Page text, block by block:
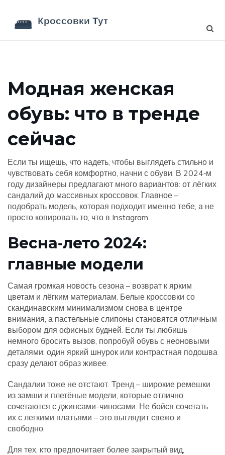
Модная женская
обувь: что в тренде
сейчас
Если ты ищешь, что надеть, чтобы выглядеть стильно и
чувствовать себя комфортно, начни с обуви. В 2024‑м
году дизайнеры предлагают много вариантов: от лёгких
сандалий до массивных кроссовок. Главное –
подобрать модель, которая подходит именно тебе, а не
просто копировать то, что в Instagram.
Весна‑лето 2024:
главные модели
Самая громкая новость сезона – возврат к ярким
цветам и лёгким материалам. Белые кроссовки со
скандинавским минимализмом снова в центре
внимания, а пастельные слипоны становятся отличным
выбором для офисных будней. Если ты любишь
немного бросить вызов, попробуй обувь с неоновыми
деталями: один яркий шнурок или контрастная подошва
сразу делают образ живее.
Сандалии тоже не отстают. Тренд – широкие ремешки
из замши и плетёные модели, которые отлично
сочетаются с джинсами-чиносами. Не бойся сочетать
их с легкими платьями – это выглядит свежо и
свободно.
Для тех, кто предпочитает более закрытый вид,